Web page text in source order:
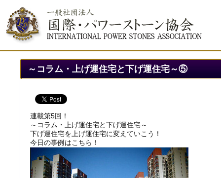
～コラム・上げ運住宅と下げ運住宅～⑤
連載第5回！
～コラム・上げ運住宅と下げ運住宅～
下げ運住宅を上げ運住宅に変えていこう！
今日の事例はこちら！